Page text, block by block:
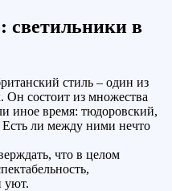
светильники в
стиль – один из
состоит из множества
иное время: тюдоровский,
ли между ними нечто
что в целом
уют.